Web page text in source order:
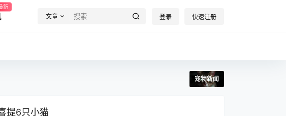
新
文章 登录 快速注册
宠物新闻
提6只小猫